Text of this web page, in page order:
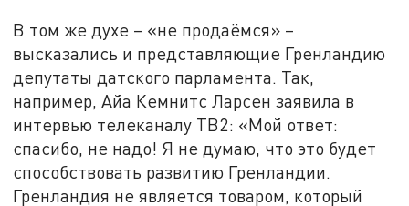
В том же духе – «не продаёмся» –
высказались и представляющие Гренландию
депутаты датского парламента. Так,
например, Айа Кемнитс Ларсен заявила в
интервью телеканалу ТВ2: «Мой ответ:
спасибо, не надо! Я не думаю, что это будет
способствовать развитию Гренландии.
Гренландия не является товаром, который